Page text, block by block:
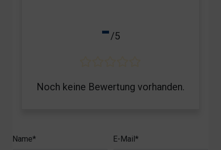
-/5
Noch keine Bewertung vorhanden.
Name* E-Mail*